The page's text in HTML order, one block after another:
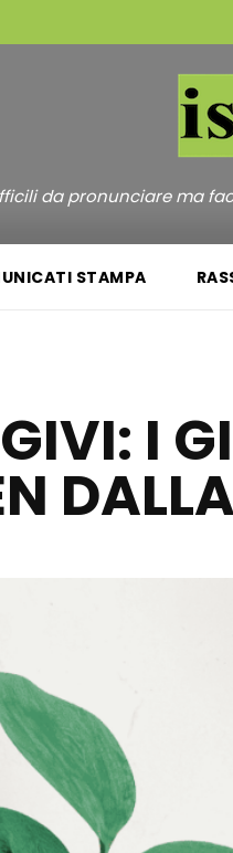
da pronunciare ma
STAMPA
I